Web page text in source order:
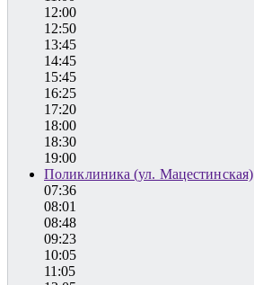
12:00
12:50
13:45
14:45
15:45
16:25
17:20
18:00
18:30
19:00
Поликлиника (ул. Мацестинская)
07:36
08:01
08:48
09:23
10:05
11:05